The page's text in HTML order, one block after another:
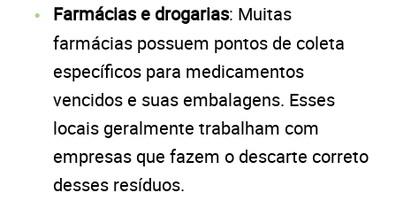
Farmácias e drogarias: Muitas
farmácias possuem pontos de coleta
específicos para medicamentos
vencidos e suas embalagens. Esses
locais geralmente trabalham com
empresas que fazem o descarte correto
desses resíduos.